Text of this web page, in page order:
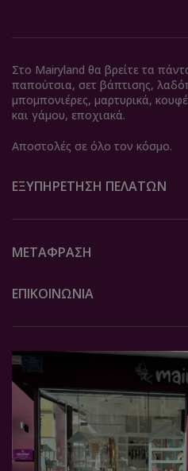
Στο Mairyland θα βρείτε τα
παπούτσια, σετ βάπτισης,
μπομπονιέρες, μαρτυρικά,
και γάμου, εποχιακά.
Αποστολές σε όλο τον κόσμο.
ΕΞΥΠΗΡΈΤΗΣΗ ΠΕΛΑΤΏΝ
ΜΕΤΆΦΡΑΣΗ
ΕΠΙΚΟΙΝΩΝΙΑ